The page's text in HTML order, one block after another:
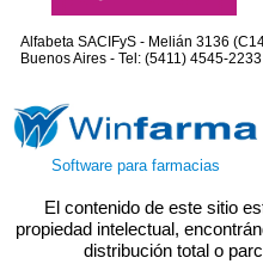
Alfabeta SACIFyS - Melián 3136
Buenos Aires - Tel: (5411) 4545-
Software para farmacias
El contenido de este sitio
propiedad intelectual,
distribución total o